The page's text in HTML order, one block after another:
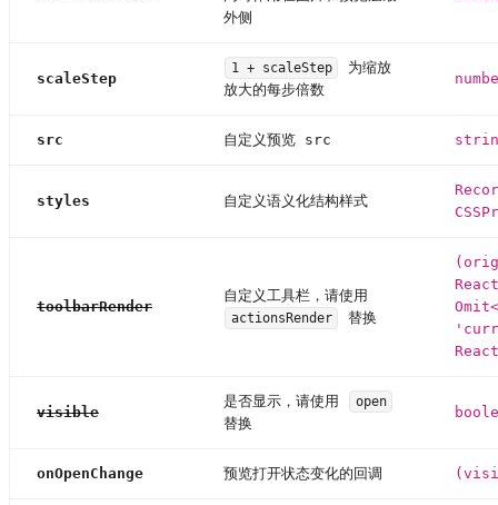
外侧
scaleStep
1 + scaleStep
为缩放
放大的每步倍数
src 自定义预览 src
styles 自定义语义化结构样式
toolbarRender
自定义工具栏，请使用
actionsRender 替换
visible
是否显示，请使用 open
替换
onOpenChange 预览打开状态变化的回调